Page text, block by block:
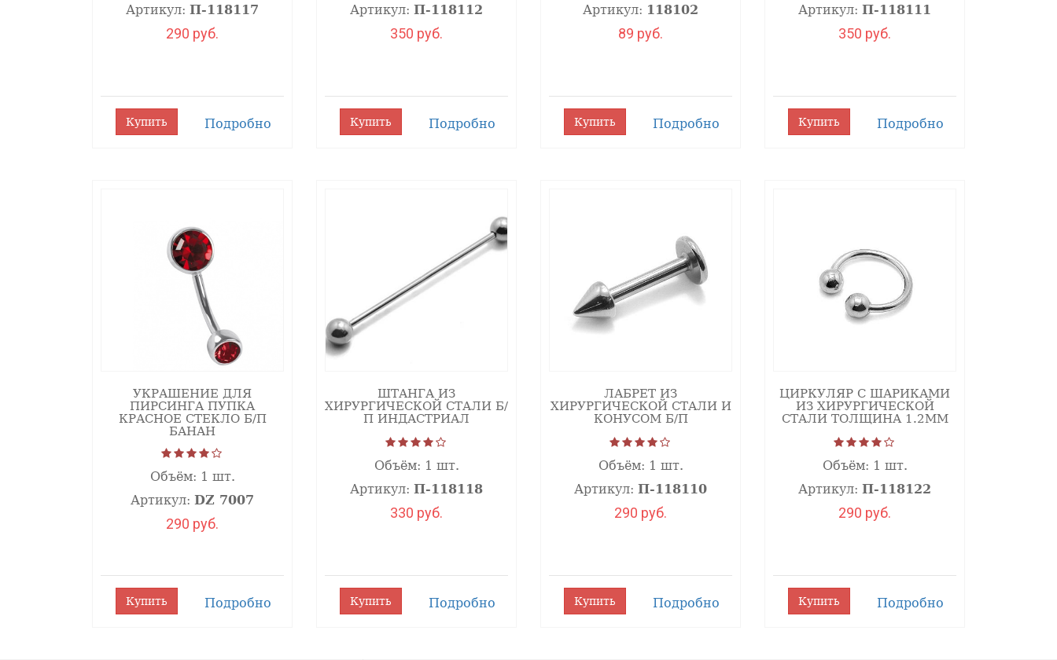
Артикул: П-118117
290 руб.
Купить Подробно
Артикул: П-118112
350 руб.
Купить Подробно
Артикул: 118102
89 руб.
Купить Подробно
Артикул: П-118111
350 руб.
Купить Подробно
УКРАШЕНИЕ ДЛЯ
ПИРСИНГА ПУПКА
КРАСНОЕ СТЕКЛО Б/П
БАНАН
Объём: 1 шт.
Артикул: DZ 7007
290 руб.
Купить Подробно
ШТАНГА ИЗ
ХИРУРГИЧЕСКОЙ СТАЛИ Б/
П ИНДАСТРИАЛ
Объём: 1 шт.
Артикул: П-118118
330 руб.
Купить Подробно
ЛАБРЕТ ИЗ
ХИРУРГИЧЕСКОЙ СТАЛИ И
КОНУСОМ Б/П
Объём: 1 шт.
Артикул: П-118110
290 руб.
Купить Подробно
ЦИРКУЛЯР C ШАРИКАМИ
ИЗ ХИРУРГИЧЕСКОЙ
СТАЛИ ТОЛЩИНА 1.2ММ
Объём: 1 шт.
Артикул: П-118122
290 руб.
Купить Подробно